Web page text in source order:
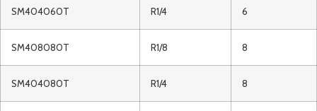
SM404060T R1/4 6
SM408080T R1/8 8
SM404080T R1/4 8